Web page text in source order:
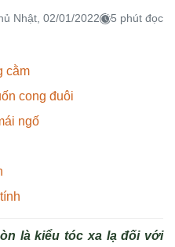
Nhật, 02/01/2022 5 phút đọc
cằm
cong đuôi
ngố
là kiểu tóc xa lạ đối với